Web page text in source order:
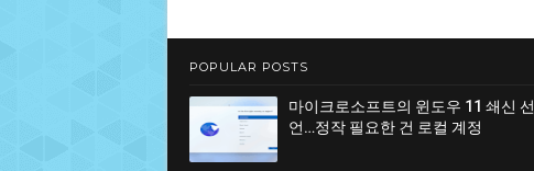
POPULAR POSTS
마이크로소프트의 윈도우 11 쇄신 선
언…정작 필요한 건 로컬 계정